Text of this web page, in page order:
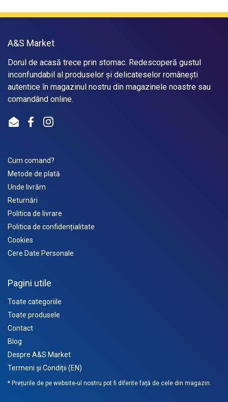
A&S Market
Dorul de acasă trece prin stomac. Redescoperă gustul
inconfundabil al produselor și delicateselor românești
autentice în magazinul nostru din magazinele noastre sau
comandând online.
EmailFacebookInstagram
Cum comand?
Metode de plată
Unde livrăm
Returnări
Politica de livrare
Politica de confidențialitate
Cookies
Cere Date Personale
Pagini utile
Toate categoriile
Toate produsele
Contact
Blog
Despre A&S Market
Termeni și Condiții (EN)
* Prețurile de pe website-ul nostru pot fi diferite față de cele din magazin.